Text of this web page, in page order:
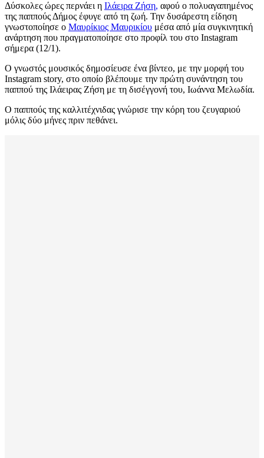
Δύσκολες ώρες περνάει η Ιλάειρα Ζήση, αφού ο πολυαγαπημένος
της παππούς Δήμος έφυγε από τη ζωή. Την δυσάρεστη είδηση
γνωστοποίησε ο Μαυρίκιος Μαυρικίου μέσα από μία συγκινητική
ανάρτηση που πραγματοποίησε στο προφίλ του στο Instagram
σήμερα (12/1).
Ο γνωστός μουσικός δημοσίευσε ένα βίντεο, με την μορφή του
Instagram story, στο οποίο βλέπουμε την πρώτη συνάντηση του
παππού της Ιλάειρας Ζήση με τη δισέγγονή του, Ιωάννα Μελωδία.
Ο παππούς της καλλιτέχνιδας γνώρισε την κόρη του ζευγαριού
μόλις δύο μήνες πριν πεθάνει.